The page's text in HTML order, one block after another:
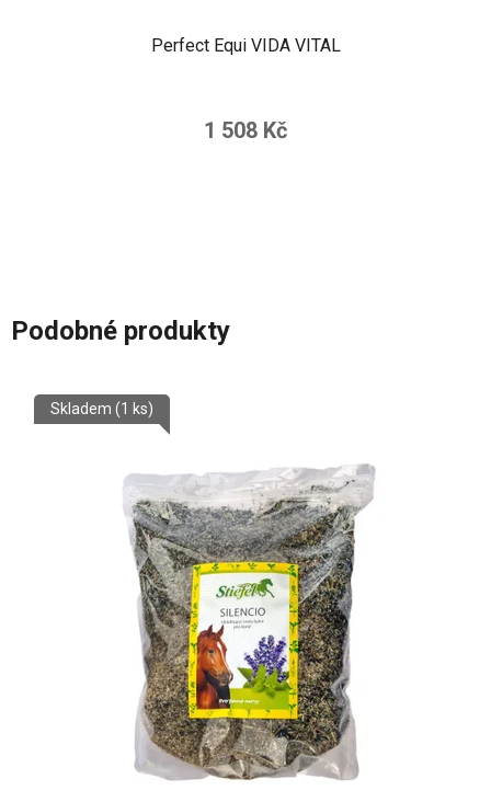
Perfect Equi VIDA VITAL
1 508 Kč
Podobné produkty
Skladem (1 ks)